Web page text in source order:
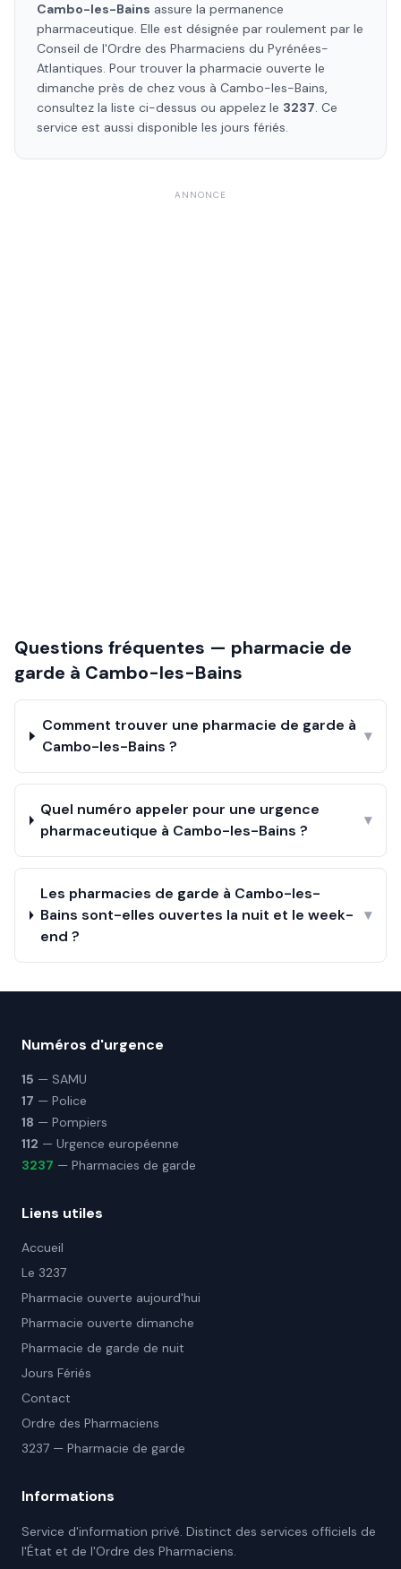
Cambo-les-Bains assure la permanence
pharmaceutique. Elle est désignée par roulement par le
Conseil de l'Ordre des Pharmaciens du Pyrénées-
Atlantiques. Pour trouver la pharmacie ouverte le
dimanche près de chez vous à Cambo-les-Bains,
consultez la liste ci-dessus ou appelez le 3237. Ce
service est aussi disponible les jours fériés.
ANNONCE
Questions fréquentes — pharmacie de
garde à Cambo-les-Bains
Comment trouver une pharmacie de garde à
Cambo-les-Bains ?
▾
Quel numéro appeler pour une urgence
pharmaceutique à Cambo-les-Bains ?
▾
Les pharmacies de garde à Cambo-les-
Bains sont-elles ouvertes la nuit et le week-
end ?
▾
Numéros d'urgence
15 — SAMU
17 — Police
18 — Pompiers
112 — Urgence européenne
3237 — Pharmacies de garde
Liens utiles
Accueil
Le 3237
Pharmacie ouverte aujourd'hui
Pharmacie ouverte dimanche
Pharmacie de garde de nuit
Jours Fériés
Contact
Ordre des Pharmaciens
3237 — Pharmacie de garde
Informations
Service d'information privé. Distinct des services officiels de
l'État et de l'Ordre des Pharmaciens.